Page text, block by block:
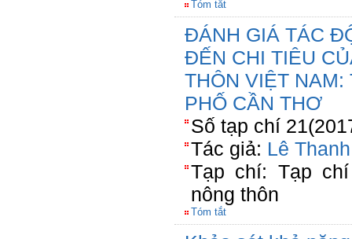
Tóm tắt
ĐÁNH GIÁ TÁC
ĐẾN CHI TIÊU
THÔN VIỆT
PHỐ CẦN THƠ
Số tạp chí
Tác giả: Lê
Tạp chí: Tạp
nông thôn
Tóm tắt